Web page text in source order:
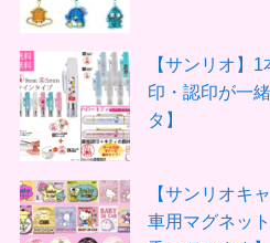
【サンリオ】
印・認印が一
タ】
【サンリオキ
車用マグネッ